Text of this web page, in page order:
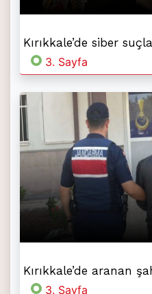
Kırıkkale’de siber
3. Sayfa
Kırıkkale’de aranan
3. Sayfa